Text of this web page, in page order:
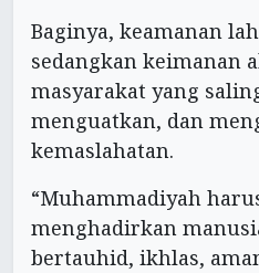
Baginya, keamanan
sedangkan keimanan
masyarakat yang
menguatkan, dan
kemaslahatan.
“Muhammadiyah
menghadirkan
bertauhid, ikhlas,